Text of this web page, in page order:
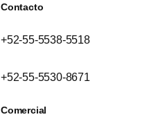
Contacto
+52-55-5538-5518
+52-55-5530-8671
Comercial